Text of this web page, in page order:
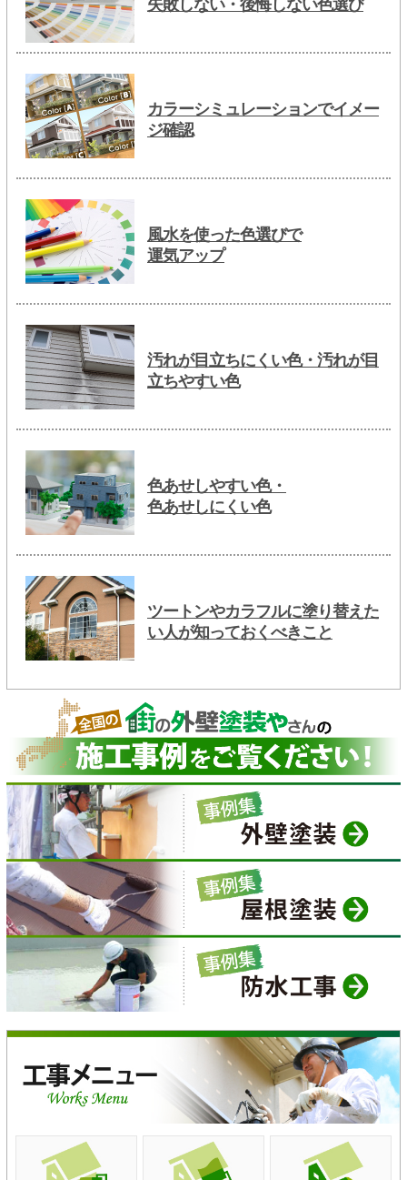
失敗しない・後悔しない色選び
カラーシミュレーションでイメー
ジ確認
風水を使った色選びで
運気アップ
汚れが目立ちにくい色・汚れが目
立ちやすい色
色あせしやすい色・
色あせしにくい色
ツートンやカラフルに塗り替えた
い人が知っておくべきこと